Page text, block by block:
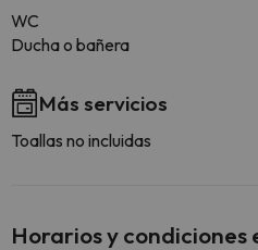
WC
Ducha o bañera
Más servicios
Toallas no incluidas
Horarios y condiciones